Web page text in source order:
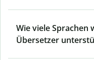
Wie viele
Übersetzer